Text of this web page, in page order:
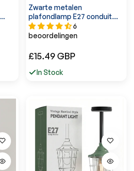
Zwarte metalen
plafondlamp E27 conduit
-5647
6
beoordelingen
Normale
£15.49 GBP
In Stock